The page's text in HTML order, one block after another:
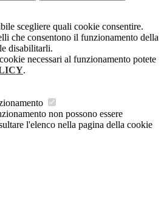
scegliere quali cookie consentire.
che consentono il funzionamento della
disabilitarli.
necessari al funzionamento potete
.
non possono essere
l'elenco nella pagina della cookie